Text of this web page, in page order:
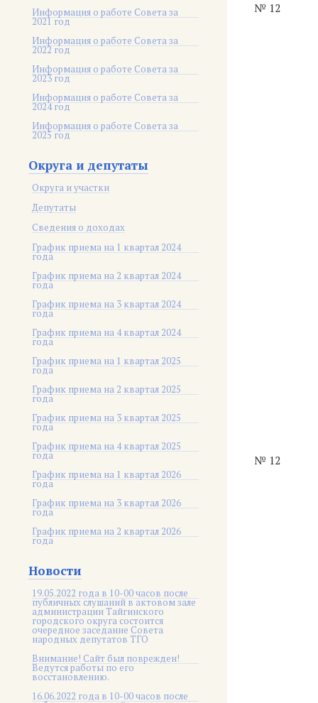
Информация о работе Совета за
2021 год
Информация о работе Совета за
2022 год
Информация о работе Совета за
2023 год
Информация о работе Совета за
2024 год
Информация о работе Совета за
2025 год
Округа и депутаты
Округа и участки
Депутаты
Сведения о доходах
График приема на 1 квартал 2024
года
График приема на 2 квартал 2024
года
График приема на 3 квартал 2024
года
График приема на 4 квартал 2024
года
График приема на 1 квартал 2025
года
График приема на 2 квартал 2025
года
График приема на 3 квартал 2025
года
График приема на 4 квартал 2025
года
График приема на 1 квартал 2026
года
График приема на 3 квартал 2026
года
График приема на 2 квартал 2026
года
Новости
19.05.2022 года в 10-00 часов после
публичных слушаний в актовом зале
администрации Тайгинского
городского округа состоится
очередное заседание Совета
народных депутатов ТГО
Внимание! Сайт был поврежден!
Ведутся работы по его
восстановлению.
16.06.2022 года в 10-00 часов после
№ 12
№ 12